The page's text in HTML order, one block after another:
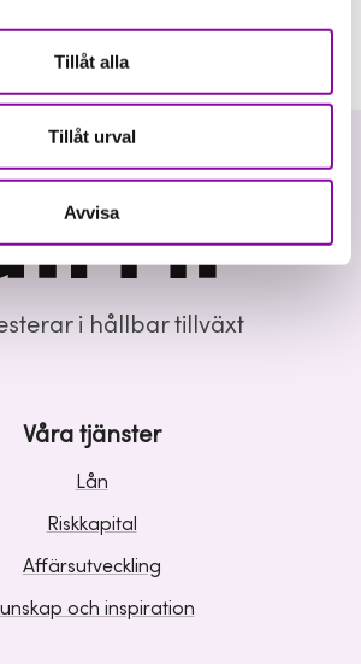
Tillåt alla
Tillåt urval
Avvisa
i hållbar tillväxt
Våra tjänster
Lån
Riskkapital
Affärsutveckling
och inspiration